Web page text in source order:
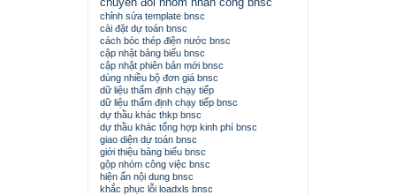
chỉnh sửa template bnsc
cài đặt dự toán bnsc
cách bóc thép điện nước bnsc
cập nhật bảng biểu bnsc
cập nhật phiên bản mới bnsc
dùng nhiều bộ đơn giá bnsc
dữ liệu thẩm định chạy tiếp
dữ liệu thẩm định chạy tiếp bnsc
dự thầu khác thkp bnsc
dự thầu khác tổng hợp kinh phí bnsc
giao diện dự toán bnsc
giới thiệu bảng biểu bnsc
gộp nhóm công việc bnsc
hiện ẩn nội dung bnsc
khắc phục lỗi loadxls bnsc